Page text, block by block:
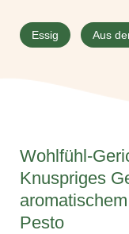
Essig Aus
Wohlfühl-
Knuspriges
Pesto